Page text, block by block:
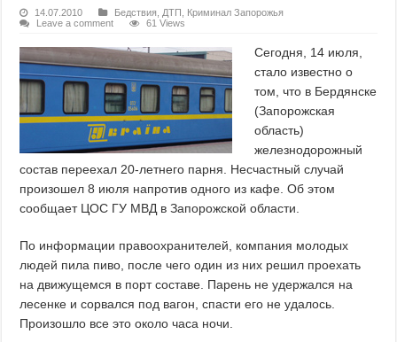
14.07.2010 Бедствия ДТП
Криминал Запорожья
Leave a comment
61 Views
Сегодня, 14 июля,
стало известно о
том, что в Бердянске
(Запорожская
область)
железнодорожный
состав переехал 20-летнего парня. Несчастный случай
произошел 8 июля напротив одного из кафе. Об этом
сообщает ЦОС ГУ МВД в Запорожской области.
По информации правоохранителей, компания молодых
людей пила пиво, после чего один из них решил проехать
на движущемся в порт составе. Парень не удержался на
лесенке и сорвался под вагон, спасти его не удалось.
Произошло все это около часа ночи.